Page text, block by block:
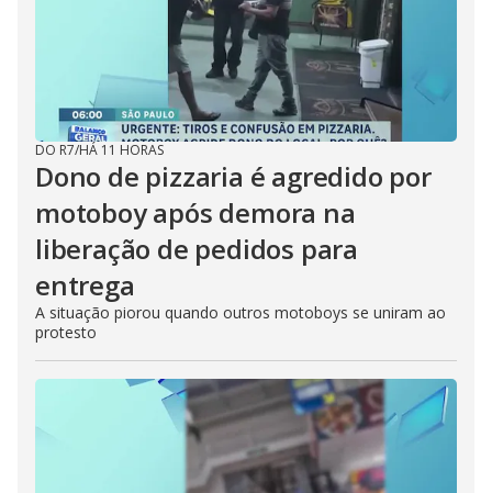
DO R7/HÁ 11 HORAS
Dono de pizzaria é agredido por
motoboy após demora na
liberação de pedidos para
entrega
A situação piorou quando outros motoboys se uniram ao
protesto